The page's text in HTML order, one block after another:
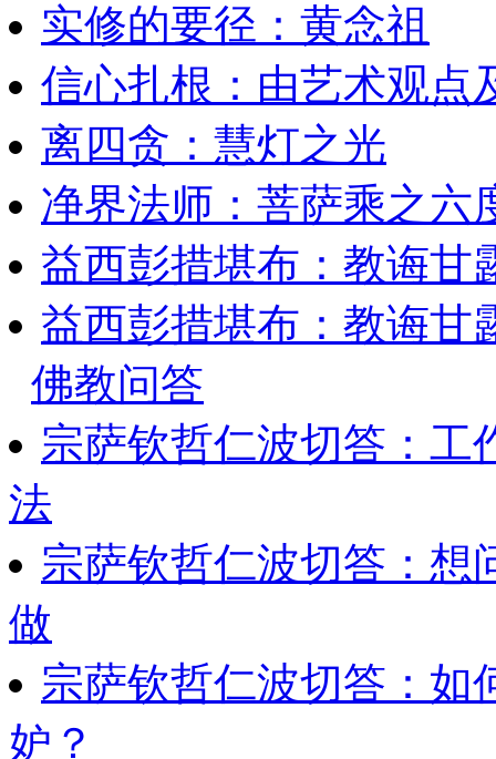
实修的要径：黄念祖
信心扎根：由艺术观点
离四贪：慧灯之光
净界法师：菩萨乘之
益西彭措堪布：教诲甘
益西彭措堪布：教诲甘
佛教问答
宗萨钦哲仁波切答：工
法
宗萨钦哲仁波切答：想
做
宗萨钦哲仁波切答：如
妒？